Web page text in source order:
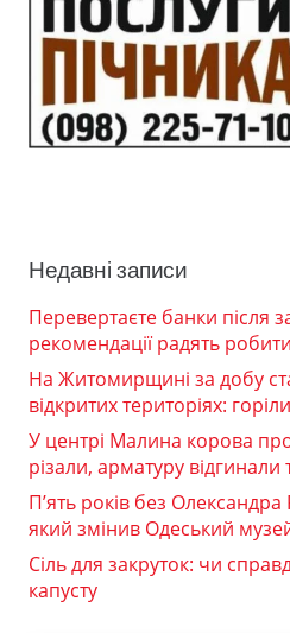
Недавні записи
Перевертаєте банки після
рекомендації радять
На Житомирщині за добу
відкритих територіях:
У центрі Малина корова
різали, арматуру
П’ять років без
який змінив Одеський
Сіль для закруток: чи
капусту